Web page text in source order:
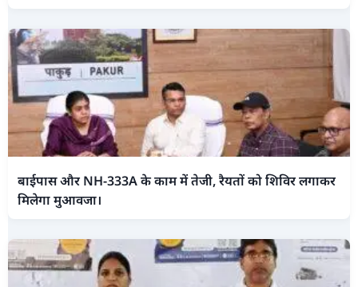
बाईपास और NH-333A के काम में तेजी, रैयतों को शिविर लगाकर
मिलेगा मुआवजा।